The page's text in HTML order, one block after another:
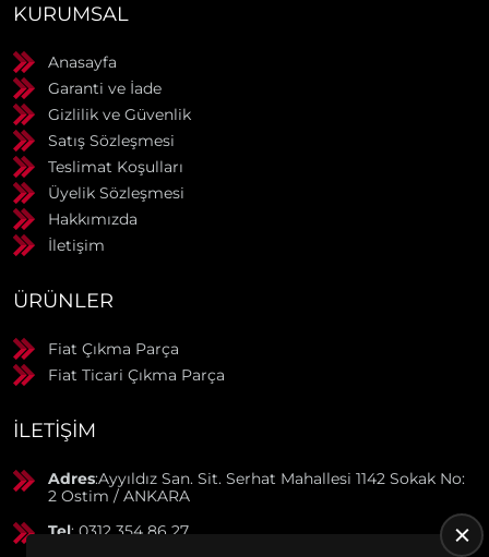
KURUMSAL
Anasayfa
Garanti ve İade
Gizlilik ve Güvenlik
Satış Sözleşmesi
Teslimat Koşulları
Üyelik Sözleşmesi
Hakkımızda
İletişim
ÜRÜNLER
Fiat Çıkma Parça
Fiat Ticari Çıkma Parça
İLETIŞIM
Adres:Ayyıldız San. Sit. Serhat Mahallesi 1142 Sokak No:
2 Ostim / ANKARA
Tel: 0312 354 86 27